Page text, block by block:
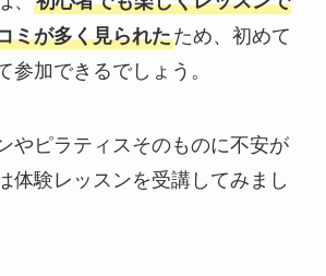
ミが多く見られたため、初めて
参加できるでしょう。
やピラティスそのものに不安が
体験レッスンを受講してみまし